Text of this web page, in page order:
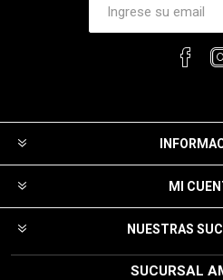
MI
NUESTRAS
SUCURSAL